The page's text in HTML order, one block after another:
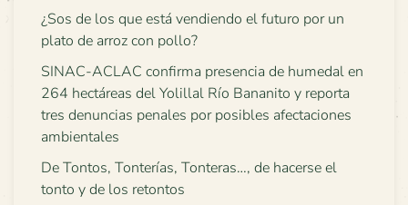
¿Sos de los que está vendiendo el futuro por un
plato de arroz con pollo?
SINAC-ACLAC confirma presencia de humedal en
264 hectáreas del Yolillal Río Bananito y reporta
tres denuncias penales por posibles afectaciones
ambientales
De Tontos, Tonterías, Tonteras…, de hacerse el
tonto y de los retontos